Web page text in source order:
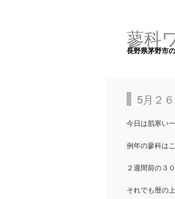
蓼科
長野県茅野市
5月２
今日は肌寒い一
例年の蓼科は
２週間前の３
それでも暦の